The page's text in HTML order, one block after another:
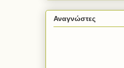
Αναγνώστες